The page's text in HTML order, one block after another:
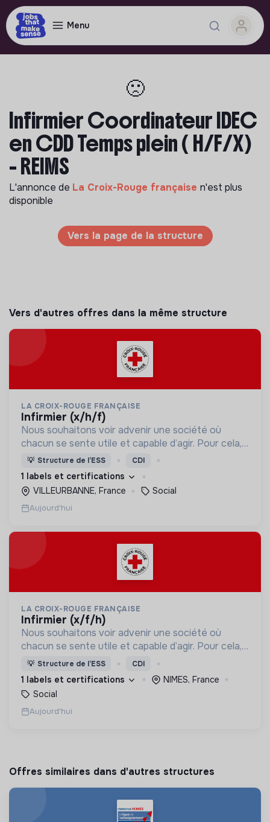
Menu
🙁
Infirmier Coordinateur IDEC
en CDD Temps plein ( H/F/X)
- REIMS
L'annonce de La Croix-Rouge française n'est plus
disponible
Vers la page de la structure
Vers d'autres offres dans la même structure
LA CROIX-ROUGE FRANÇAISE
infirmier (x/h/f)
Nous souhaitons voir advenir une société où
chacun se sente utile et capable d’agir. Pour cela,
nous proposons des moyens et des lieux
d’engagement innovants et adaptés à tous.
💡 Structure de l’ESS CDI
1 labels et certifications
VILLEURBANNE, France
Social
Aujourd'hui
LA CROIX-ROUGE FRANÇAISE
infirmier (x/f/h)
Nous souhaitons voir advenir une société où
chacun se sente utile et capable d’agir. Pour cela,
nous proposons des moyens et des lieux
d’engagement innovants et adaptés à tous.
💡 Structure de l’ESS CDI
1 labels et certifications
NIMES, France
Social
Aujourd'hui
Offres similaires dans d'autres structures